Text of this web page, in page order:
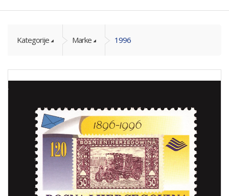
Kategorije Marke 1996